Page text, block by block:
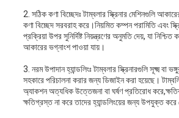
2. সঠিক কণা বিচ্ছেদঃ টাম্বলার স্ক্রিনার মেশিনগুলি
কণা বিচ্ছেদ সরবরাহ করে।নিয়মিত কম্পন পরামিতি এবং
প্রক্রিয়া উপর সুনির্দিষ্ট নিয়ন্ত্রণের অনুমতি দেয়, যা নিশ্চিত
আকারের ভগ্নাংশ পাওয়া যায়।
3. নরম উপাদান হ্যান্ডলিংঃ টাম্বলার স্ক্রিনারগুলি সূক্ষ্ম বা
সহকারে পরিচালনা করার জন্য ডিজাইন করা হয়েছে।
অ্যাকশন অত্যধিক উত্তেজনা বা ঘর্ষণ প্রতিরোধ
ক্ষতিগ্রস্ত না করে তাদের হ্যান্ডলিংয়ের জন্য উপযুক্ত করে